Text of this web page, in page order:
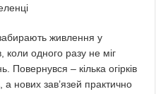
живлення у
коли одного разу не міг
Повернувся – кілька огірків
а нових зав’язей практично